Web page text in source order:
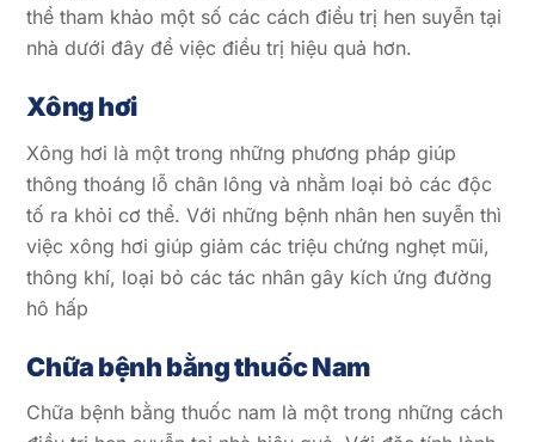
thể tham khảo một số các cách điều trị hen suyễn tại
nhà dưới đây để việc điều trị hiệu quả hơn.
Xông hơi
Xông hơi là một trong những phương pháp giúp
thông thoáng lỗ chân lông và nhằm loại bỏ các độc
tố ra khỏi cơ thể. Với những bệnh nhân hen suyễn thì
việc xông hơi giúp giảm các triệu chứng nghẹt mũi,
thông khí, loại bỏ các tác nhân gây kích ứng đường
hô hấp
Chữa bệnh bằng thuốc Nam
Chữa bệnh bằng thuốc nam là một trong những cách